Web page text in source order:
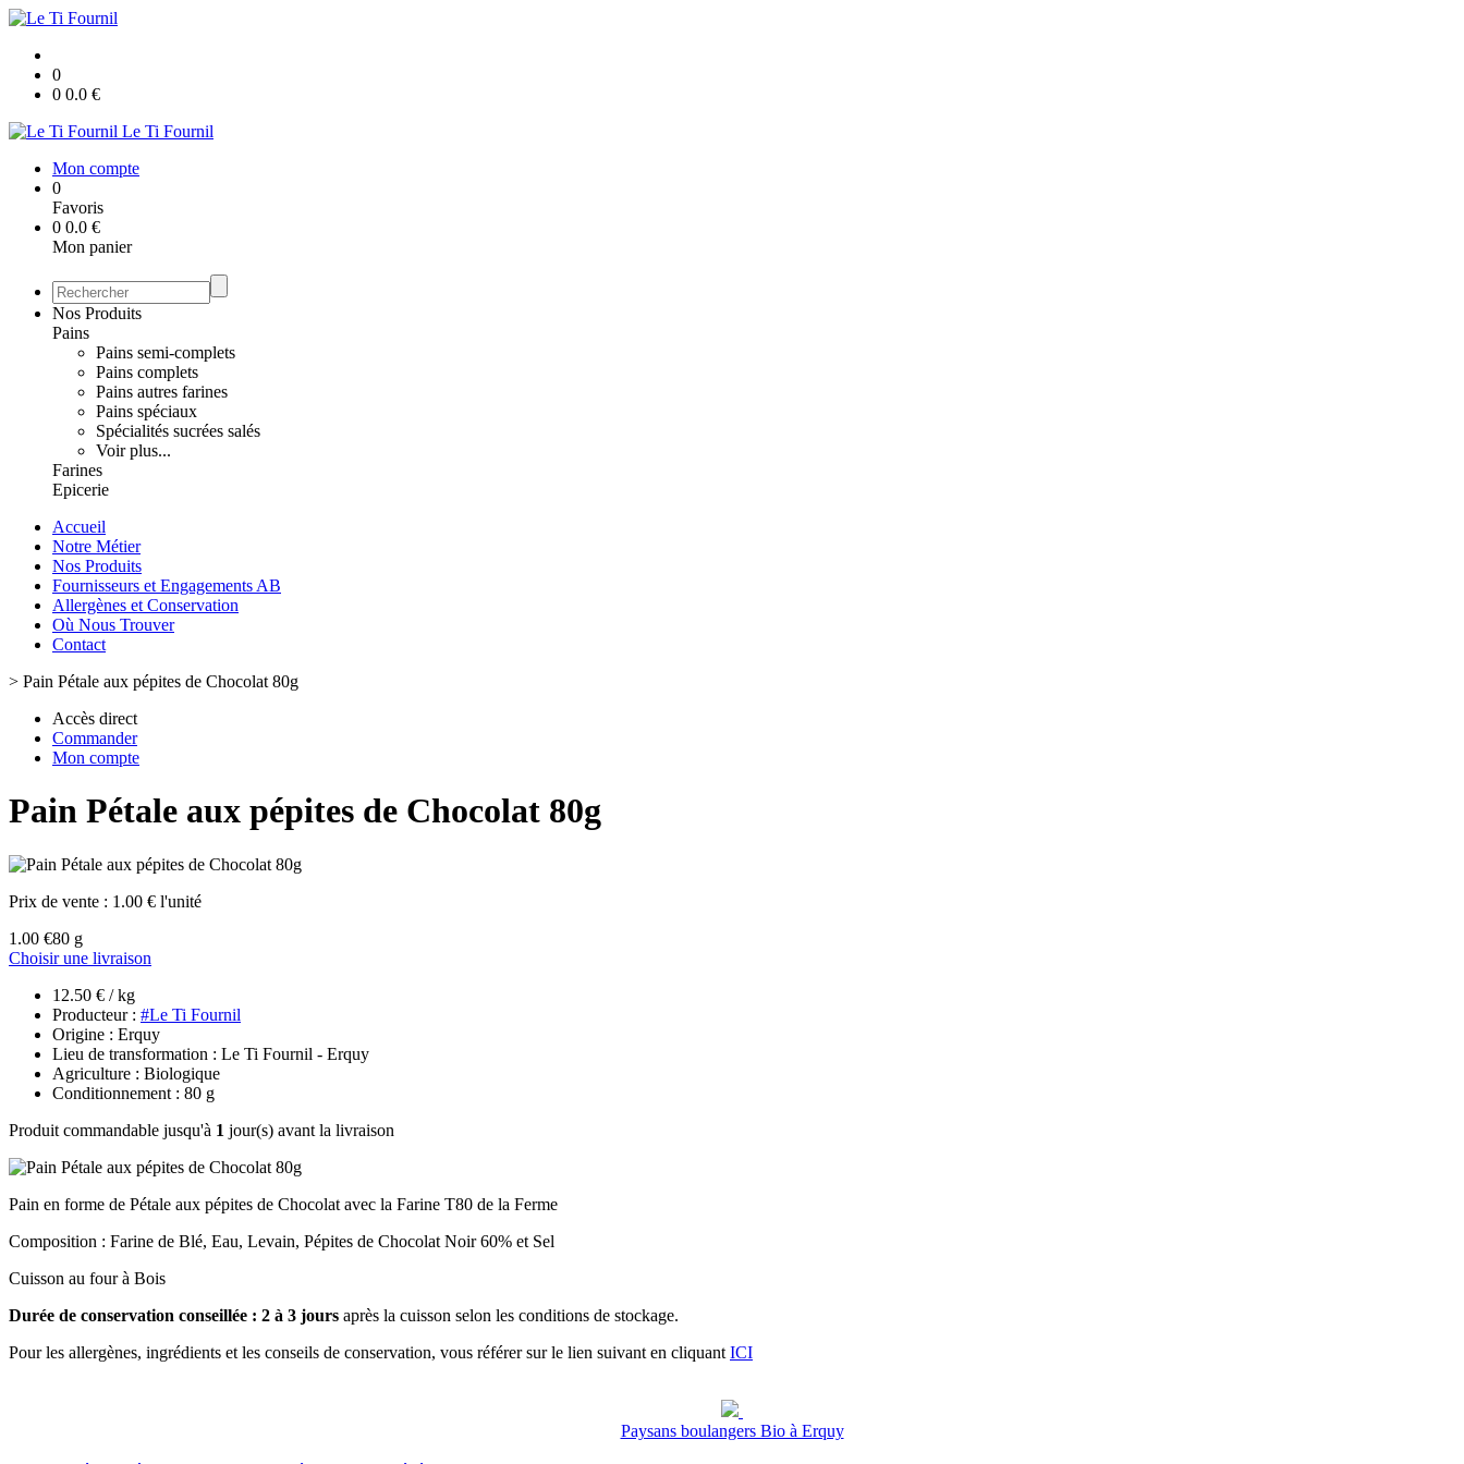
0
0 0.0 €
Le Ti Fournil
Mon compte
0
Favoris
0 0.0 €
Mon panier
Nos Produits
Pains
Pains semi-complets
Pains complets
Pains autres farines
Pains spéciaux
Spécialités sucrées salés
Voir plus...
Farines
Epicerie
Accueil
Notre Métier
Nos Produits
Fournisseurs et Engagements AB
Allergènes et Conservation
Où Nous Trouver
Contact
> Pain Pétale aux pépites de Chocolat 80g
Accès direct
Commander
Mon compte
Pain Pétale aux pépites de Chocolat 80g
Prix de vente : 1.00 € l'unité
1.00 €80 g
Choisir une livraison
12.50 € / kg
Producteur : #Le Ti Fournil
Origine : Erquy
Lieu de transformation : Le Ti Fournil - Erquy
Agriculture : Biologique
Conditionnement : 80 g
Produit commandable jusqu'à 1 jour(s) avant la livraison
Pain en forme de Pétale aux pépites de Chocolat avec la Farine T80 de la Ferme
Composition : Farine de Blé, Eau, Levain, Pépites de Chocolat Noir 60% et Sel
Cuisson au four à Bois
Durée de conservation conseillée : 2 à 3 jours après la cuisson selon les conditions de stockage.
Pour les allergènes, ingrédients et les conseils de conservation, vous référer sur le lien suivant en cliquant ICI
Paysans boulangers Bio à Erquy